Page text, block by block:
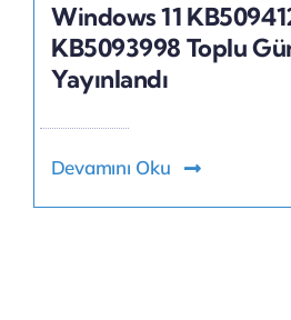
Windows 11
KB5093998 Toplu
Yayınlandı
Devamını Oku